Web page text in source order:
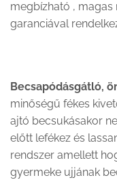
megbízható ,
garanciával
Becsapódásgátló,
minőségű fékes
ajtó becsukásakor
előtt lefékez és
rendszer amellett
gyermeke ujjának